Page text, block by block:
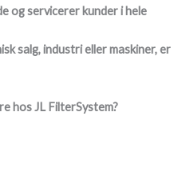
og servicerer kunder i hele
salg, industri eller maskiner, er
hos JL FilterSystem?